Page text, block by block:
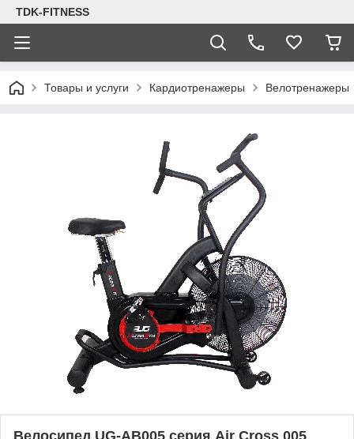
TDK-FITNESS
Товары и услуги Кардиотренажеры Велотренажеры
Велосипед UG-AB005 серия Air Cross 005